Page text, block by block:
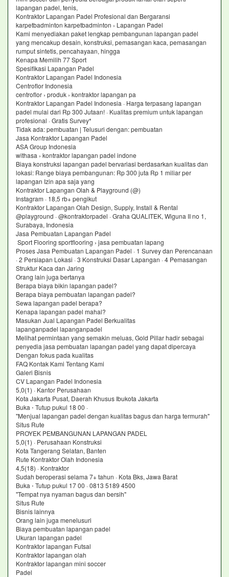
lapangan padel, tenis,
Kontraktor Lapangan Padel Profesional dan Bergaransi
karpetbadminton karpetbadminton › Lapangan Padel
Kami menyediakan paket lengkap pembangunan lapangan padel
yang mencakup desain, konstruksi, pemasangan kaca, pemasangan
rumput sintetis, pencahayaan, hingga
Kenapa Memilih 77 Sport
Spesifikasi Lapangan Padel
Kontraktor Lapangan Padel Indonesia
Centroflor Indonesia
centroflor › produk › kontraktor lapangan pa
Kontraktor Lapangan Padel Indonesia · Harga terpasang lapangan
padel mulai dari Rp 300 Jutaan! · Kualitas premium untuk lapangan
profesional · Gratis Survey*
Tidak ada: pembuatan ‎| Telusuri dengan: pembuatan
Jasa Kontraktor Lapangan Padel
ASA Group Indonesia
withasa › kontraktor lapangan padel indone
Biaya konstruksi lapangan padel bervariasi berdasarkan kualitas dan
lokasi: Range biaya pembangunan: Rp 300 juta Rp 1 miliar per
lapangan Izin apa saja yang
Kontraktor Lapangan Olah & Playground (@)
Instagram · 18,5 rb+ pengikut
Kontraktor Lapangan Olah Design, Supply, Install & Rental
@playground · @kontraktorpadel · Graha QUALITEK, Wiguna II no 1,
Surabaya, Indonesia
Jasa Pembuatan Lapangan Padel
Sport Flooring sportflooring › jasa pembuatan lapang
Proses Jasa Pembuatan Lapangan Padel · 1 Survey dan Perencanaan
· 2 Persiapan Lokasi · 3 Konstruksi Dasar Lapangan · 4 Pemasangan
Struktur Kaca dan Jaring
Orang lain juga bertanya
Berapa biaya bikin lapangan padel?
Berapa biaya pembuatan lapangan padel?
Sewa lapangan padel berapa?
Kenapa lapangan padel mahal?
Masukan Jual Lapangan Padel Berkualitas
lapanganpadel lapanganpadel
Melihat permintaan yang semakin meluas, Gold Pillar hadir sebagai
penyedia jasa pembuatan lapangan padel yang dapat dipercaya
Dengan fokus pada kualitas
FAQ Kontak Kami Tentang Kami
Galeri Bisnis
CV Lapangan Padel Indonesia
5,0(1) · Kantor Perusahaan
Kota Jakarta Pusat, Daerah Khusus Ibukota Jakarta
Buka ⋅ Tutup pukul 18 00 ·
"Menjual lapangan padel dengan kualitas bagus dan harga termurah"
Situs Rute
PROYEK PEMBANGUNAN LAPANGAN PADEL
5,0(1) · Perusahaan Konstruksi
Kota Tangerang Selatan, Banten
Rute Kontraktor Olah Indonesia
4,5(18) · Kontraktor
Sudah beroperasi selama 7+ tahun · Kota Bks, Jawa Barat
Buka ⋅ Tutup pukul 17 00 · 0813 5189 4500
"Tempat nya nyaman bagus dan bersih"
Situs Rute
Bisnis lainnya
Orang lain juga menelusuri
Biaya pembuatan lapangan padel
Ukuran lapangan padel
Kontraktor lapangan Futsal
Kontraktor lapangan olah
Kontraktor lapangan mini soccer
Padel